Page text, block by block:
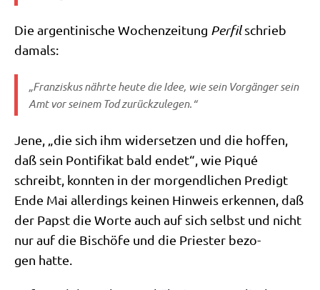
Die argen­ti­ni­sche Wochen­zei­tung Per­filschrieb
damals:
„Fran­zis­kus nähr­te heu­te die Idee, wie sein Vor­gän­ger sein
Amt vor sei­nem Tod zurückzulegen.“
Jene, „die sich ihm wider­set­zen und die hof­fen,
daß sein Pon­ti­fi­kat bald endet“, wie Piqué
schreibt, konn­ten in der mor­gend­li­chen Pre­digt
Ende Mai aller­dings kei­nen Hin­weis erken­nen, daß
der Papst die Wor­te auch auf sich selbst und nicht
nur auf die Bischö­fe und die Prie­ster bezo­
gen hatte.